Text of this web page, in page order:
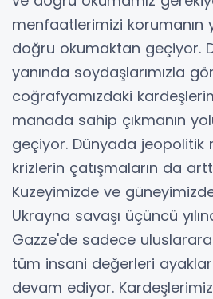
menfaatlerimizi korumanın
doğru okumaktan geçiyor.
yanında soydaşlarımızla
coğrafyamızdaki
manada sahip çıkmanın
geçiyor. Dünyada jeopolitik
krizlerin çatışmaların da
Kuzeyimizde ve
Ukrayna savaşı üçüncü
Gazze'de sadece
tüm insani değerleri
devam ediyor.